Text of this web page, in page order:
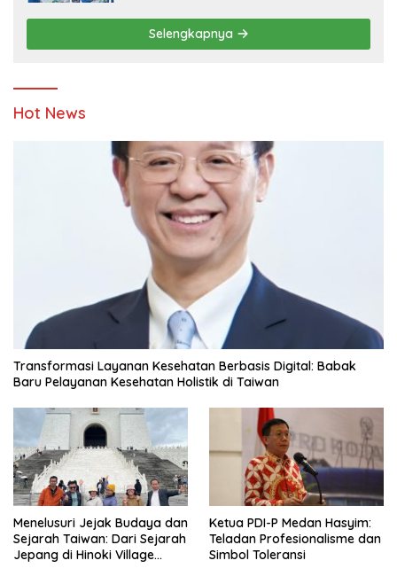
Pendidikan
Selengkapnya
Hot News
Transformasi Layanan Kesehatan Berbasis Digital: Babak
Baru Pelayanan Kesehatan Holistik di Taiwan
Menelusuri Jejak Budaya dan
Sejarah Taiwan: Dari Sejarah
Jepang di Hinoki Village
Ketua PDI-P Medan Hasyim:
Teladan Profesionalisme dan
Simbol Toleransi